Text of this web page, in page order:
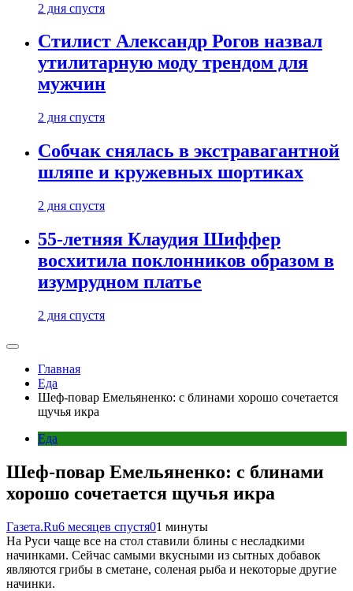
2 дня спустя
Стилист Александр Рогов назвал
утилитарную моду трендом для
мужчин
2 дня спустя
Собчак снялась в экстравагантной
шляпе и кружевных шортиках
2 дня спустя
55-летняя Клаудия Шиффер
восхитила поклонников образом в
изумрудном платье
2 дня спустя
Главная
Еда
Шеф-повар Емельяненко: с блинами хорошо сочетается
щучья икра
Еда
Шеф-повар Емельяненко: с блинами
хорошо сочетается щучья икра
Газета.Ru6 месяцев спустя01 минуты
На Руси чаще все на стол ставили блины с несладкими
начинками. Сейчас самыми вкусными из сытных добавок
являются грибы в сметане, соленая рыба и некоторые другие
начинки.